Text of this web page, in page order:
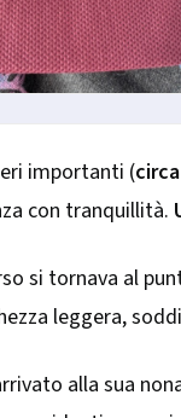
importanti (
con tranquillità.
si tornava al
leggera,
alla sua